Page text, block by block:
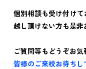
個別相談も受け付け
越し頂けない方も是非
ご質問等もどうぞお
皆様のご来校お待ち